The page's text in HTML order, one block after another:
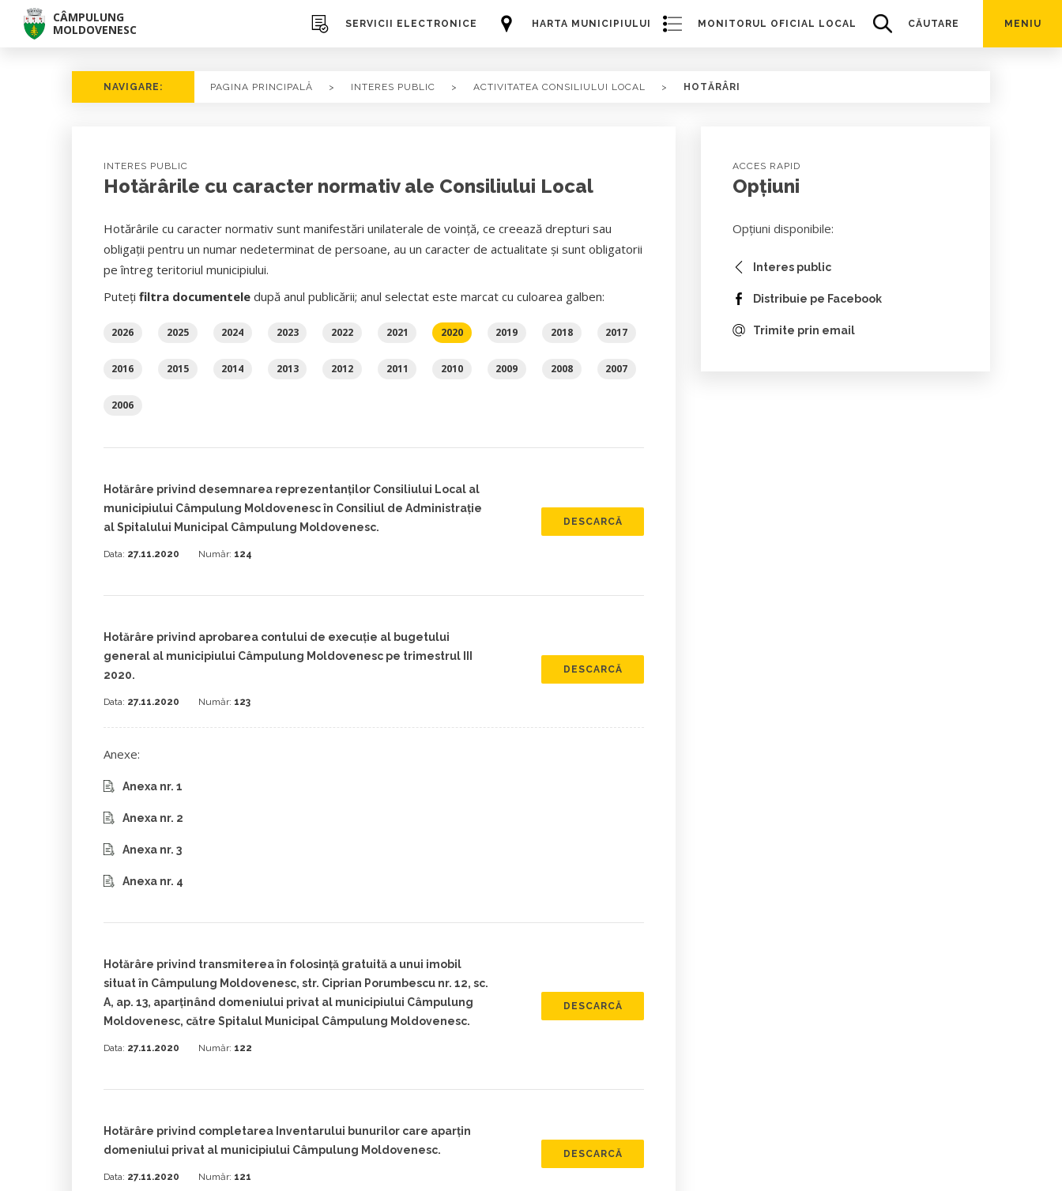
CÂMPULUNG
MOLDOVENESC
HARTA MUNICIPIULUI
SERVICII ELECTRONICE MONITORUL OFICIAL LOCAL CĂUTARE MENIU
NAVIGARE: PAGINA PRINCIPALĂ > INTERES PUBLIC > ACTIVITATEA CONSILIULUI LOCAL > HOTĂRÂRI
INTERES PUBLIC
Hotărârile cu caracter normativ ale Consiliului Local
Hotărârile cu caracter normativ sunt manifestări unilaterale de voință, ce creează drepturi sau
obligații pentru un numar nedeterminat de persoane, au un caracter de actualitate și sunt obligatorii
pe întreg teritoriul municipiului.
Puteți filtra documenteledupă anul publicării; anul selectat este marcat cu culoarea galben:
2026 2025 2024 2023 2022 2021 2020 2019 2018 2017
2016 2015 2014 2013 2012 2011 2010 2009 2008 2007
2006
Hotărâre privind desemnarea reprezentanților Consiliului Local al
municipiului Câmpulung Moldovenesc în Consiliul de Administrație
al Spitalului Municipal Câmpulung Moldovenesc.
Data: 27.11.2020 Număr: 124
DESCARCĂ
Hotărâre privind aprobarea contului de execuție al bugetului
general al municipiului Câmpulung Moldovenesc pe trimestrul III
2020.
Data: 27.11.2020 Număr: 123
DESCARCĂ
Anexe:
Anexa nr. 1
Anexa nr. 2
Anexa nr. 3
Anexa nr. 4
Hotărâre privind transmiterea în folosință gratuită a unui imobil
situat în Câmpulung Moldovenesc, str. Ciprian Porumbescu nr. 12, sc.
A, ap. 13, aparținând domeniului privat al municipiului Câmpulung
Moldovenesc, către Spitalul Municipal Câmpulung Moldovenesc.
Data: 27.11.2020 Număr: 122
DESCARCĂ
Hotărâre privind completarea Inventarului bunurilor care aparțin
domeniului privat al municipiului Câmpulung Moldovenesc.
Data: 27.11.2020 Număr: 121
DESCARCĂ
ACCES RAPID
Opțiuni
Opțiuni disponibile:
Interes public
Distribuie pe Facebook
Trimite prin email